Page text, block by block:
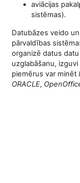
aviācijas
sistēmas).
Datubāzes veido
pārvaldības
organizē datus
uzglabāšanu,
piemērus var minēt
ORACLE,